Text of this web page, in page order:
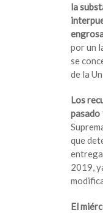
la
por un
se
de la
Los
pasado
que
2019,
El